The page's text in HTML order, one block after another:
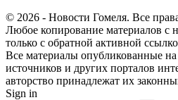
© 2026 - Новости Гомеля. Все
Любое копирование материалов с
только с обратной активной
Все материалы опубликованные
источников и других порталов
авторство принадлежат их
Sign in